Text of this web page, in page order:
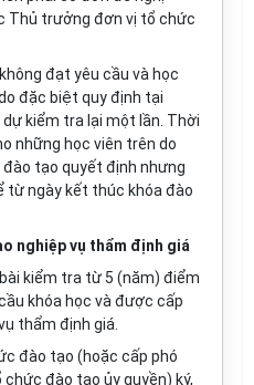
Thủ trưởng đơn vị tổ chức
đạt yêu cầu và học
đặc biệt quy định tại
kiểm tra lại một lần. Thời
những học viên trên do
tạo quyết định nhưng
từ ngày kết thúc khóa đào
nghiệp vụ thẩm định giá
kiểm tra từ 5 (năm) điểm
khóa học và được cấp
thẩm định giá.
đào tạo (hoặc cấp phó
đào tạo ủy quyền) ký,